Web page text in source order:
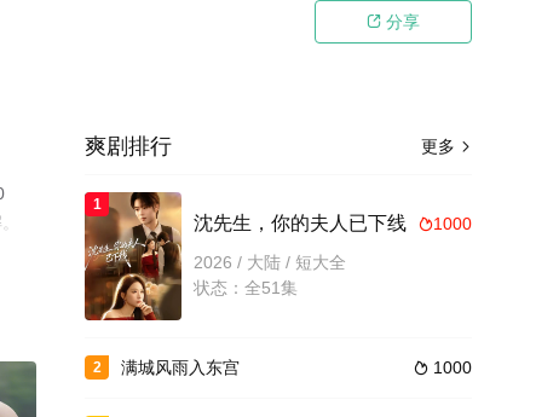
 分享
更多 
爽剧排行
1
1000
沈先生，你的夫人已下线
2026 / 大陆 / 短大全
状态：全51集
2  1000
满城风雨入东宫